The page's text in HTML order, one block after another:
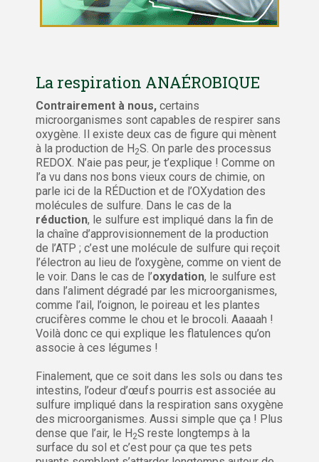
La respiration ANAÉROBIQUE
Contrairement à nous, certains
microorganismes sont capables de respirer sans
oxygène. Il existe deux cas de figure qui mènent
à la production de H2S. On parle des processus
REDOX. N’aie pas peur, je t’explique ! Comme on
l’a vu dans nos bons vieux cours de chimie, on
parle ici de la RÉDuction et de l’OXydation des
molécules de sulfure. Dans le cas de la
réduction, le sulfure est impliqué dans la fin de
la chaîne d’approvisionnement de la production
de l’ATP ; c’est une molécule de sulfure qui reçoit
l’électron au lieu de l’oxygène, comme on vient de
le voir. Dans le cas de l’oxydation, le sulfure est
dans l’aliment dégradé par les microorganismes,
comme l’ail, l’oignon, le poireau et les plantes
crucifères comme le chou et le brocoli. Aaaaah !
Voilà donc ce qui explique les flatulences qu’on
associe à ces légumes !
Finalement, que ce soit dans les sols ou dans tes
intestins, l’odeur d’œufs pourris est associée au
sulfure impliqué dans la respiration sans oxygène
des microorganismes. Aussi simple que ça ! Plus
dense que l’air, le H2S reste longtemps à la
surface du sol et c’est pour ça que tes pets